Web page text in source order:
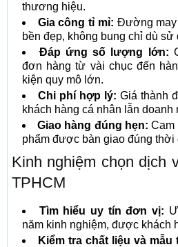
thương hiệu.
Gia công tỉ mỉ: Đường may
bền đẹp, không bung chỉ dù sử
Đáp ứng số lượng lớn:
đơn hàng từ vài chục đến
kiện quy mô lớn.
Chi phí hợp lý: Giá thành
khách hàng cá nhân lẫn doanh
Giao hàng đúng hẹn: Cam
phẩm được bàn giao đúng thời
Kinh nghiệm chọn dịch
TPHCM
Tìm hiểu uy tín đơn vị:
năm kinh nghiệm, được khách
Kiểm tra chất liệu và mẫu